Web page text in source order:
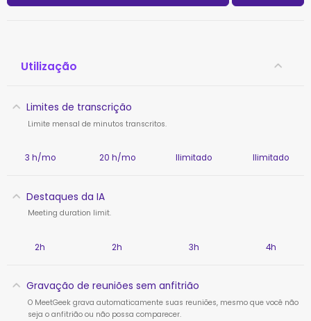
Utilização
Limites de transcrição
Limite mensal de minutos transcritos.
3 h/mo 20 h/mo Ilimitado Ilimitado
Destaques da IA
Meeting duration limit.
2h 2h 3h 4h
Gravação de reuniões sem anfitrião
O MeetGeek grava automaticamente suas reuniões, mesmo que você não
seja o anfitrião ou não possa comparecer.